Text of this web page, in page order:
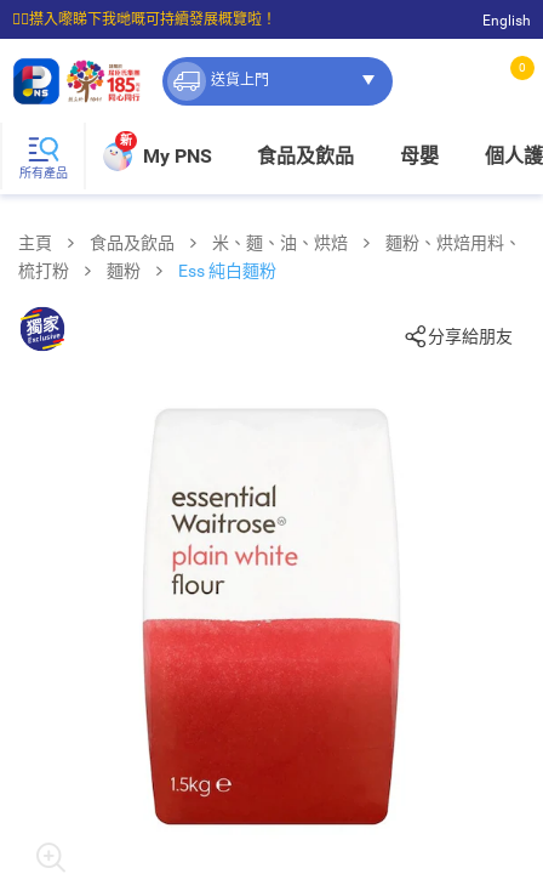
☝🏼㩒入嚟睇下我哋嘅可持續發展概覽啦！
⭐購物滿$399即享免費送貨；滿$100即可免費店取。
English
送貨上門
0
所有產品
新
My PNS 食品及飲品 母嬰 個人
主頁 食品及飲品 米、麵、油、烘焙
麵粉、烘焙用料、
梳打粉
麵粉 Ess 純白麵粉
分享給朋友